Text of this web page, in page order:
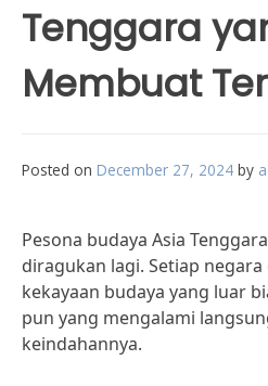
Tenggara
Membuat
Posted on December 27, 2024 by
Pesona budaya Asia
diragukan lagi. Setiap
kekayaan budaya yang luar
pun yang mengalami
keindahannya.